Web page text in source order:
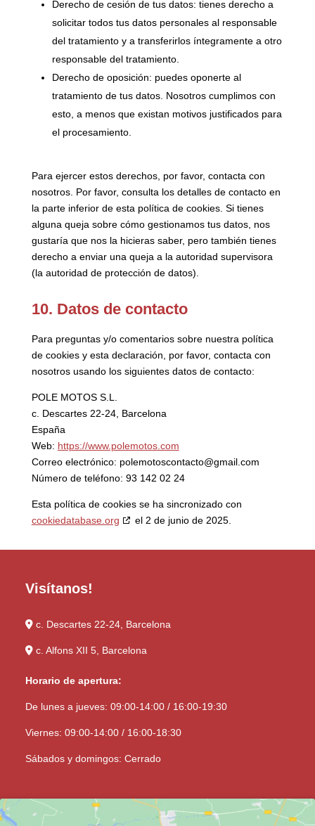
Derecho de cesión de tus datos: tienes derecho a
solicitar todos tus datos personales al responsable
del tratamiento y a transferirlos íntegramente a otro
responsable del tratamiento.
Derecho de oposición: puedes oponerte al
tratamiento de tus datos. Nosotros cumplimos con
esto, a menos que existan motivos justificados para
el procesamiento.
Para ejercer estos derechos, por favor, contacta con
nosotros. Por favor, consulta los detalles de contacto en
la parte inferior de esta política de cookies. Si tienes
alguna queja sobre cómo gestionamos tus datos, nos
gustaría que nos la hicieras saber, pero también tienes
derecho a enviar una queja a la autoridad supervisora
(la autoridad de protección de datos).
10. Datos de contacto
Para preguntas y/o comentarios sobre nuestra política
de cookies y esta declaración, por favor, contacta con
nosotros usando los siguientes datos de contacto:
POLE MOTOS S.L.
c. Descartes 22-24, Barcelona
España
Web: https://www.polemotos.com
Correo electrónico: polemotoscontacto@gmail.com
Número de teléfono: 93 142 02 24
Esta política de cookies se ha sincronizado con
cookiedatabase.org
el 2 de junio de 2025.
Visítanos!
c. Descartes 22-24, Barcelona
c. Alfons XII 5, Barcelona
Horario de apertura:
De lunes a jueves: 09:00-14:00 / 16:00-19:30
Viernes: 09:00-14:00 / 16:00-18:30
Sábados y domingos: Cerrado